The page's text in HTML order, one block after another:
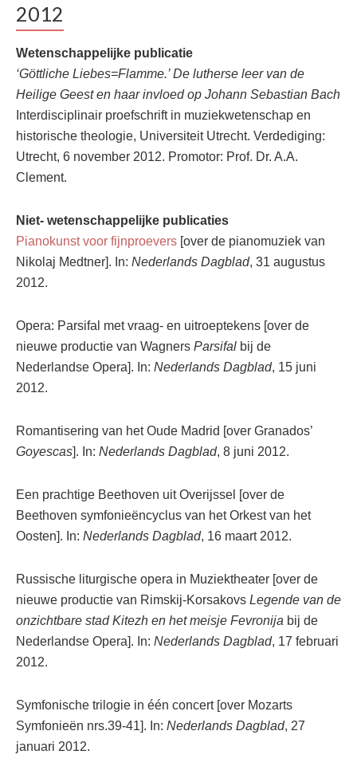
2012
Wetenschappelijke publicatie
‘Göttliche Liebes=Flamme.’ De lutherse leer van de
Heilige Geest en haar invloed op Johann Sebastian Bach
Interdisciplinair proefschrift in muziekwetenschap en
historische theologie, Universiteit Utrecht. Verdediging:
Utrecht, 6 november 2012. Promotor: Prof. Dr. A.A.
Clement.
Niet- wetenschappelijke publicaties
Pianokunst voor fijnproevers [over de pianomuziek van
Nikolaj Medtner]. In: Nederlands Dagblad, 31 augustus
2012.
Opera: Parsifal met vraag- en uitroeptekens [over de
nieuwe productie van Wagners Parsifal bij de
Nederlandse Opera]. In: Nederlands Dagblad, 15 juni
2012.
Romantisering van het Oude Madrid [over Granados’
Goyescas]. In: Nederlands Dagblad, 8 juni 2012.
Een prachtige Beethoven uit Overijssel [over de
Beethoven symfonieëncyclus van het Orkest van het
Oosten]. In: Nederlands Dagblad, 16 maart 2012.
Russische liturgische opera in Muziektheater [over de
nieuwe productie van Rimskij-Korsakovs Legende van de
onzichtbare stad Kitezh en het meisje Fevronija bij de
Nederlandse Opera]. In: Nederlands Dagblad, 17 februari
2012.
Symfonische trilogie in één concert [over Mozarts
Symfonieën nrs.39-41]. In: Nederlands Dagblad, 27
januari 2012.